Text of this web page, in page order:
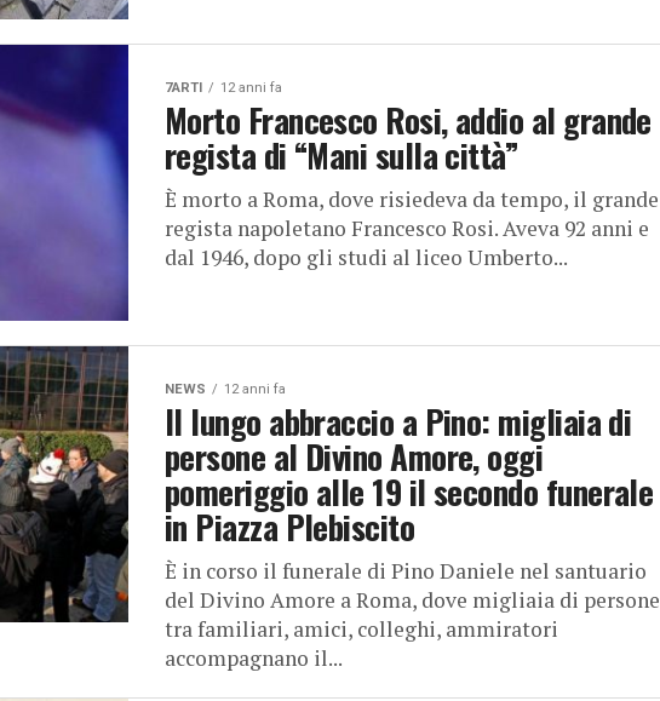
7ARTI 12 anni fa
Morto Francesco Rosi, addio al grande
regista di “Mani sulla città”
È morto a Roma, dove risiedeva da tempo, il grande
regista napoletano Francesco Rosi. Aveva 92 anni e
dal 1946, dopo gli studi al liceo Umberto...
NEWS 12 anni fa
Il lungo abbraccio a Pino: migliaia di
persone al Divino Amore, oggi
pomeriggio alle 19 il secondo funerale
in Piazza Plebiscito
È in corso il funerale di Pino Daniele nel santuario
del Divino Amore a Roma, dove migliaia di persone
tra familiari, amici, colleghi, ammiratori
accompagnano il...